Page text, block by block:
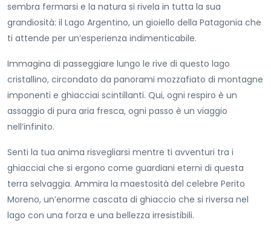
sembra fermarsi e la natura si rivela in tutta la sua
grandiosità: il Lago Argentino, un gioiello della Patagonia che
ti attende per un’esperienza indimenticabile.
Immagina di passeggiare lungo le rive di questo lago
cristallino, circondato da panorami mozzafiato di montagne
imponenti e ghiacciai scintillanti. Qui, ogni respiro è un
assaggio di pura aria fresca, ogni passo è un viaggio
nell’infinito.
Senti la tua anima risvegliarsi mentre ti avventuri tra i
ghiacciai che si ergono come guardiani eterni di questa
terra selvaggia. Ammira la maestosità del celebre Perito
Moreno, un’enorme cascata di ghiaccio che si riversa nel
lago con una forza e una bellezza irresistibili.